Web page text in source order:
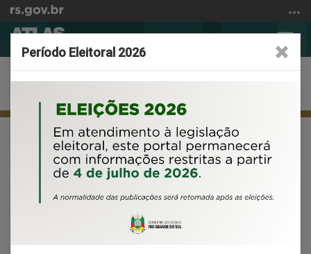
para
conteúdo
o
a
busca
Período Eleitoral 2026
Meio ambiente
IMPRIMIR
Terras indígenas
A demarcação de terras indígenas auxilia na
preservação do patrimônio biológico